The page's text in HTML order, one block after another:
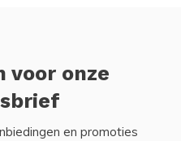
voor onze
en promoties